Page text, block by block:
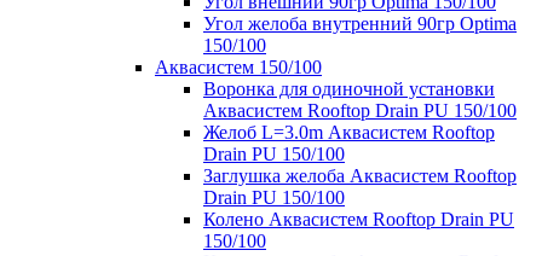
Угол желоба внутренний 90гр Optima
150/100
Аквасистем 150/100
Воронка для одиночной установки
Аквасистем Rooftop Drain PU 150/100
Желоб L=3.0m Аквасистем Rooftop
Drain PU 150/100
Заглушка желоба Аквасистем Rooftop
Drain PU 150/100
Колено Аквасистем Rooftop Drain PU
150/100